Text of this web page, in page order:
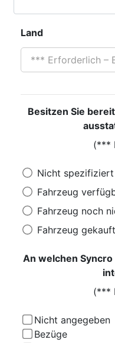
Land
Besitzen Sie
(***
Nicht spezifiziert
Fahrzeug
Fahrzeug noch
Fahrzeug
An welchen
(***
Nicht angegeben
Bezüge